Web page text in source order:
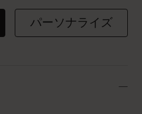
パーソナライズ